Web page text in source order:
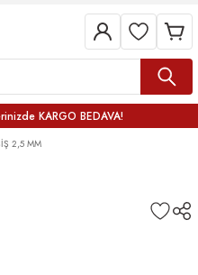
KARGO BEDAVA!
2,5 MM